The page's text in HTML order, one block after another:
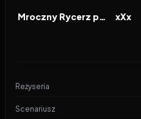
FILM Mroczny Rycerz powstaje FILM
xXx
Reżyseria
Scenariusz